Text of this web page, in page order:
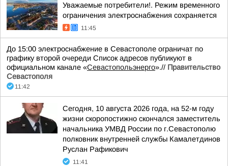
Уважаемые потребители!. Режим временного
ограничения электроснабжения сохраняется
11:45
До 15:00 электроснабжение в Севастополе ограничат по
графику второй очереди Список адресов публикуют в
официальном канале «Севастопольэнерго».// Правительство
Севастополя
11:42
Сегодня, 10 августа 2026 года, на 52-м году
жизни скоропостижно скончался заместитель
начальника УМВД России по г.Севастополю
полковник внутренней службы Камалетдинов
Руслан Рафикович
11:41